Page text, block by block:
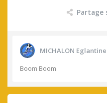
Partage
MICHALON Eglantine
Boom Boom